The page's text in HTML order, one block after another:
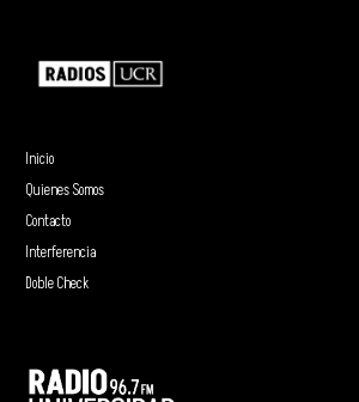
Inicio
Quienes Somos
Contacto
Interferencia
Doble Check